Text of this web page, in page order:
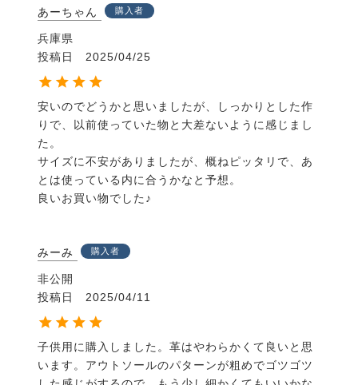
あーちゃん 購入者
兵庫県
投稿日
2025/04/25
安いのでどうかと思いましたが、しっかりとした作
りで、以前使っていた物と大差ないように感じまし
た。
サイズに不安がありましたが、概ねピッタリで、あ
とは使っている内に合うかなと予想。
良いお買い物でした♪
みーみ 購入者
非公開
投稿日
2025/04/11
子供用に購入しました。革はやわらかくて良いと思
います。アウトソールのパターンが粗めでゴツゴツ